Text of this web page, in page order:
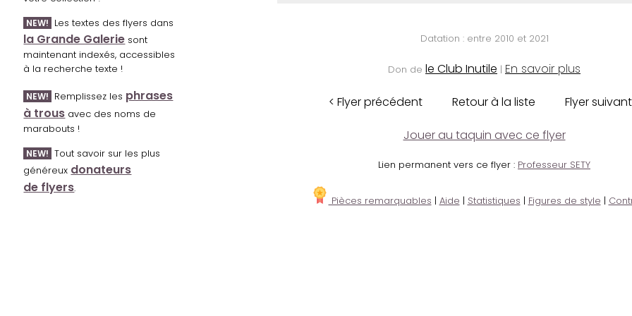
NEW! Les textes des flyers dans
la Grande Galerie sont
maintenant indexés, accessibles
à la recherche texte !
NEW! Remplissez les phrases
à trous avec des noms de
marabouts !
NEW! Tout savoir sur les plus
généreux donateurs
de flyers.
Datation : entre 2010 et 2021
Don de le Club Inutile | En savoir plus
< Flyer précédent Retour à la liste Flyer
Jouer au taquin avec ce flyer
Lien permanent vers ce flyer : Professeur SETY
Pièces remarquables | Aide | Statistiques | Figures de style |